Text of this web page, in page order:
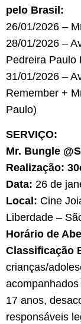
pelo Brasil:
26/01/2026 –
28/01/2026 –
Pedreira Paulo
31/01/2026 –
Remember +
Paulo)
SERVIÇO:
Mr. Bungle
Realização:
Data: 26 de
Local: Cine
Liberdade –
Horário de
Classificação
crianças/
17 anos,
responsáveis